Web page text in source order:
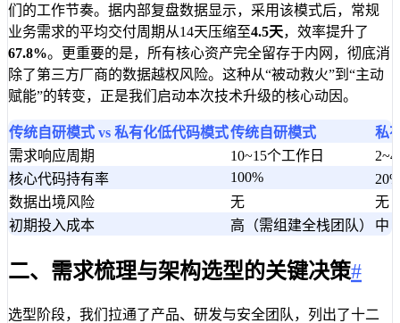
们的工作节奏。据内部复盘数据显示，采用该模式后，常规
业务需求的平均交付周期从14天压缩至4.5天，效率提升了
67.8%。更重要的是，所有核心资产完全留存于内网，彻底消
除了第三方厂商的数据越权风险。这种从“被动救火”到“主动
赋能”的转变，正是我们启动本次技术升级的核心动因。
传统自研模式 vs 私有化低代码模式传统自研模式
私
需求响应周期
10~15个工作日
核心代码持有率
100%
数据出境风险
无
无
初期投入成本
高（需组建全栈团队） 中
二、需求梳理与架构选型的关键决策#
选型阶段，我们拉通了产品、研发与安全团队，列出了十二